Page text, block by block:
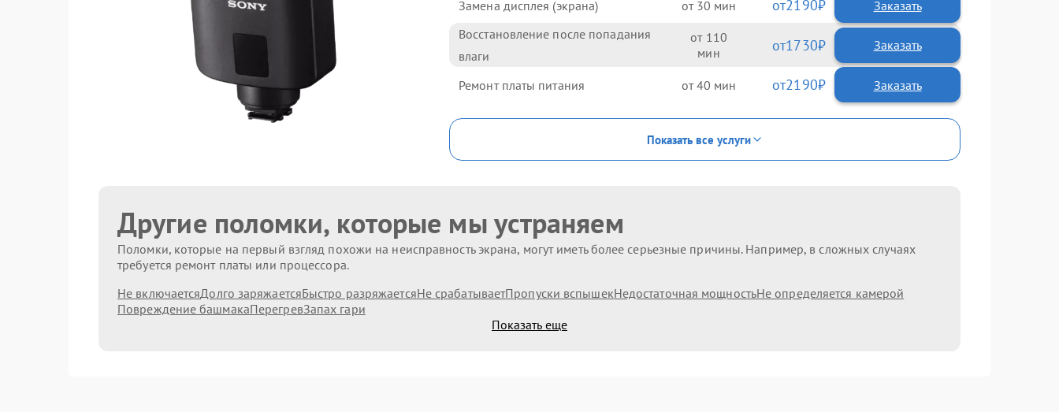
Замена дисплея (экрана) 30 2190
Восстановление после попадания
влаги
110 1730
Ремонт платы питания 40 2190
Показать все услуги
Другие поломки, которые мы устраняем
Поломки, которые на первый взгляд похожи на неисправность экрана, могут иметь более серьезные причины. Например, в сложных случаях
требуется ремонт платы или процессора.
Не включаетсяДолго заряжаетсяБыстро разряжаетсяНе срабатываетПропуски вспышекНедостаточная мощностьНе определяется камерой
Повреждение башмакаПерегревЗапах гари
Показать еще